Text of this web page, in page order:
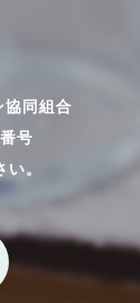
同組合
号
。